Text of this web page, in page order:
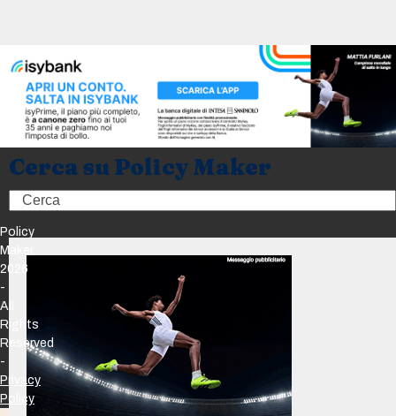
Cerca su Policy Maker
Search
Policy
Maker
2026
-
All
Rights
Reserved
-
Privacy
Policy